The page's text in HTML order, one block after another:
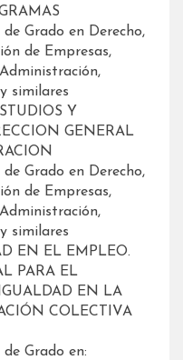
Grado en Derecho,
de Empresas,
similares
Y
GENERAL
Grado en Derecho,
de Empresas,
similares
EN EL EMPLEO.
PARA EL
EN LA
COLECTIVA
Grado en: